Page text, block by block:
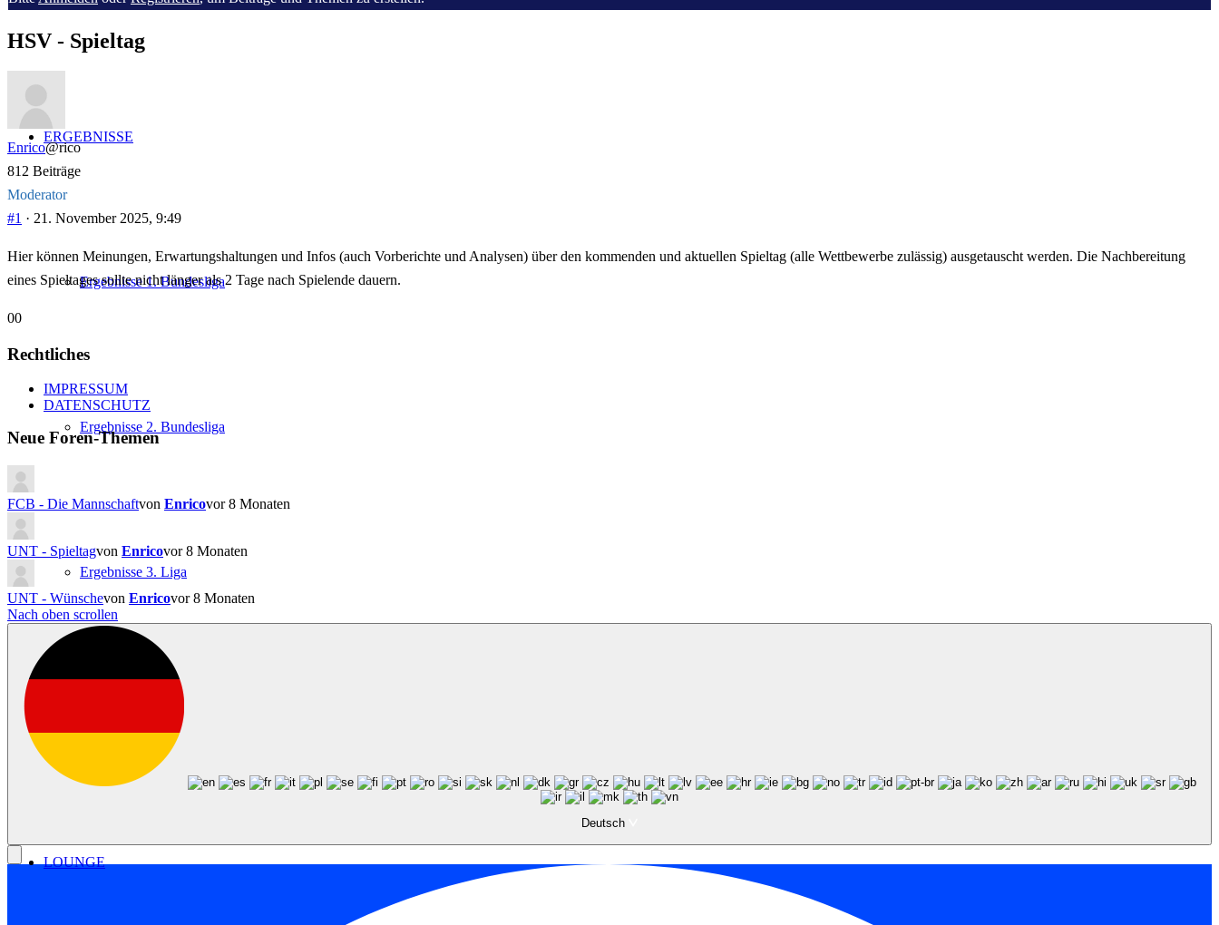
ERGEBNISSE
Ergebnisse 1. Bundesliga
Ergebnisse 2. Bundesliga
Ergebnisse 3. Liga
Ergebnisse Brack Super League
LOUNGE
Du
hier:
HSV - Spieltag
Enrico@rico
812 Beiträge
Moderator
#1 · 21. November 2025, 9:49
Hier können Meinungen, Erwartungshaltungen und Infos (auch Vorberichte und Analysen) über den kommenden und aktuellen Spieltag (alle Wettbewerbe zulässig) ausgetauscht werden. Die Nachbereitung
eines Spieltages sollte nicht länger als 2 Tage nach Spielende dauern.
Anklicken
Daumen
nach
unten.
0Anklicken
Daumen
nach
oben.
0
Rechtliches
IMPRESSUM
DATENSCHUTZ
Neue Foren-Themen
FCB - Die Mannschaftvon Enricovor 8 Monaten
UNT - Spieltagvon Enricovor 8 Monaten
UNT - Wünschevon Enricovor 8 Monaten
Nach oben scrollen
Deutsch